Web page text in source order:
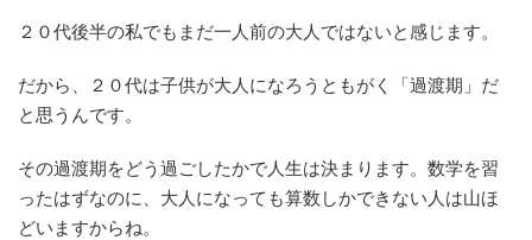
２０代後半の私でもまだ一人前の大人ではないと感じます。
だから、２０代は子供が大人になろうともがく「過渡期」だ
と思うんです。
その過渡期をどう過ごしたかで人生は決まります。数学を習
ったはずなのに、大人になっても算数しかできない人は山ほ
どいますからね。